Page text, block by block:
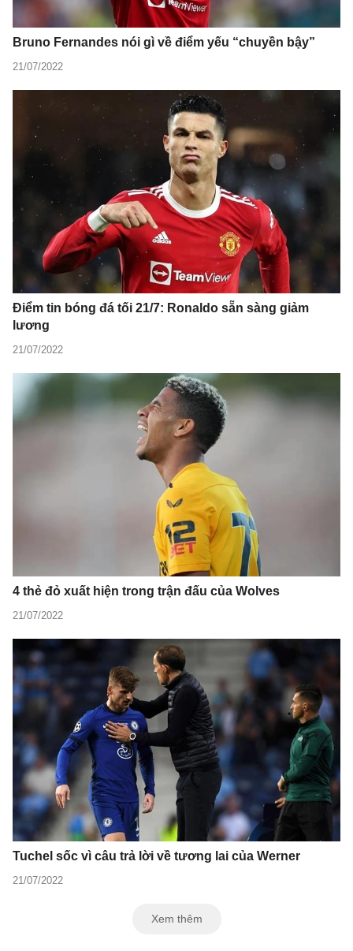
Bruno Fernandes nói gì về điểm yếu “chuyền bậy”
21/07/2022
Điểm tin bóng đá tối 21/7: Ronaldo sẵn sàng giảm
lương
21/07/2022
4 thẻ đỏ xuất hiện trong trận đấu của Wolves
21/07/2022
Tuchel sốc vì câu trả lời về tương lai của Werner
21/07/2022
Xem thêm